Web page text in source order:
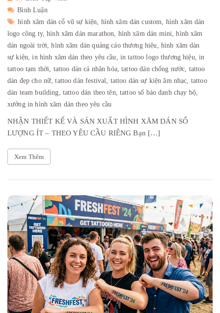
Bình Luận
hình xăm dán cổ vũ sự kiện, hình xăm dán custom, hình xăm dán
logo công ty,hình xăm dán marathon, hình xăm dán mini,hình xăm
dán ngoài trời,hình xăm dán quảng cáo thương hiệu, hình xăm dán
sự kiện,in hình xăm dán theo yêu cầu, in tattoo logo thương hiệu,in
tattoo tạm thời, tattoo dán cá nhân hóa,tattoo dán chống nước, tattoo
dán đẹp cho nữ,tattoo dán festival, tattoo dán sự kiện âm nhạc, tattoo
dán team building, tattoo dán theo tên,tattoo số báo danh chạy bộ,
xưởng in hình xăm dán theo yêu cầu
NHẬN THIẾT KẾ VÀ SẢN XUẤT HÌNH XĂM DÁN SỐ
LƯỢNG ÍT – THEO YÊU CẦU RIÊNG Bạn […]
Xem Thêm